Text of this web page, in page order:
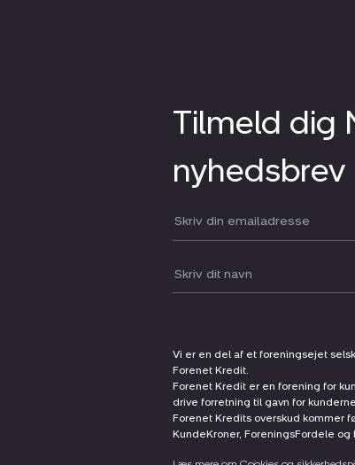
Tilmeld dig
nyhedsbrev
Din email:
Dit navn:
Vi er en del af et foreningsejet
Forenet Kredit.
Forenet Kredit er en forening for
drive forretning til gavn for
Forenet Kredits overskud kommer
KundeKroner, ForeningsFordele og